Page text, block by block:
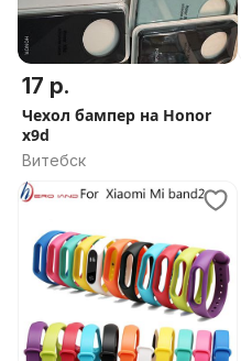
17 р.
Чехол бампер на Honor
x9d
Витебск